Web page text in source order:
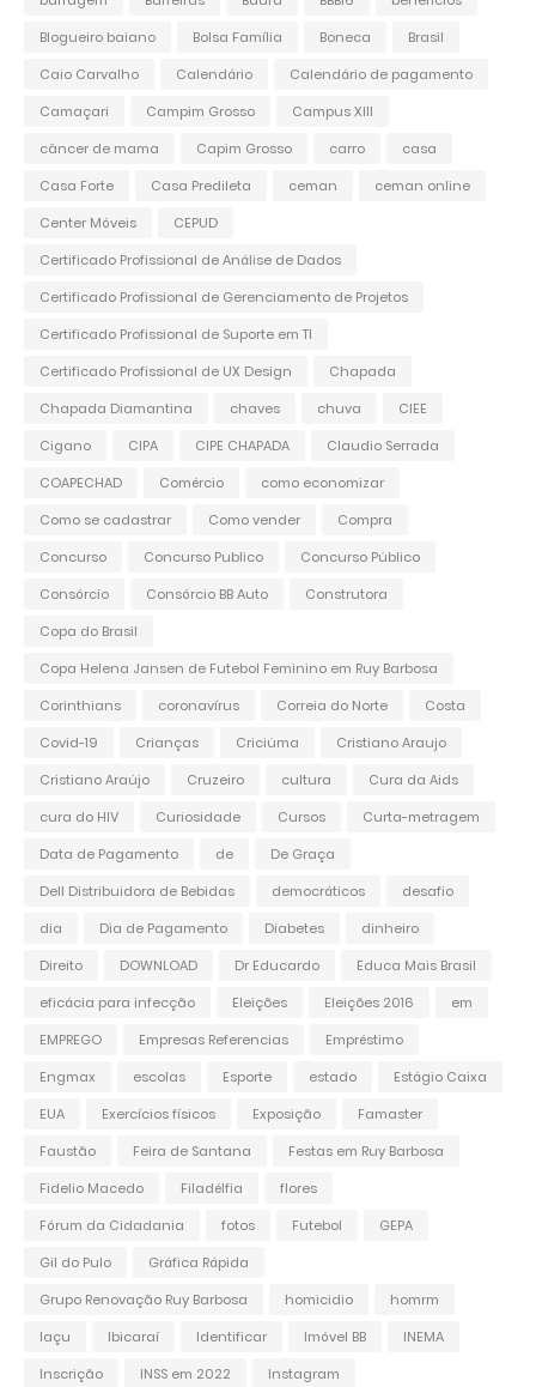
Blogueiro baiano
Bolsa Família Boneca
Brasil
Caio Carvalho
Calendário
Calendário de pagamento
Camaçari
Campim Grosso
Campus XIII
câncer de mama
Capim Grosso carro
casa
Casa Forte
Casa Predileta ceman
ceman online
Center Móveis
CEPUD
Certificado Profissional de Análise de Dados
Certificado Profissional de Gerenciamento de Projetos
Certificado Profissional de Suporte em TI
Certificado Profissional de UX Design
Chapada
Chapada Diamantina
chaves chuva
CIEE
Cigano
CIPA CIPE CHAPADA
Claudio Serrada
COAPECHAD
Comércio
como economizar
Como se cadastrar
Como vender
Compra
Concurso
Concurso Publico
Concurso Público
Consórcio
Consórcio BB Auto
Construtora
Copa do Brasil
Copa Helena Jansen de Futebol Feminino em Ruy Barbosa
Corinthians
coronavírus Correia do Norte
Costa
Covid-19
Crianças Criciúma
Cristiano Araujo
Cristiano Araújo
Cruzeiro cultura
Cura da Aids
cura do HIV
Curiosidade Cursos
Curta-metragem
Data de Pagamento
de
De Graça
Dell Distribuidora de Bebidas
democráticos
desafio
dia
Dia de Pagamento Diabetes
dinheiro
Direito
DOWNLOAD Dr Educardo
Educa Mais Brasil
eficácia para infecção
Eleições Eleições 2016
em
EMPREGO
Empresas Referencias
Empréstimo
Engmax
escolas Esporte estado
Estágio Caixa
EUA
Exercícios físicos Exposição
Famaster
Faustão
Feira de Santana
Festas em Ruy Barbosa
Fidelio Macedo
Filadélfia
flores
Fórum da Cidadania
fotos Futebol
GEPA
Gil do Pulo
Gráfica Rápida
Grupo Renovação Ruy Barbosa
homicidio
homrm
Iaçu
Ibicaraí Identificar Imóvel BB
INEMA
Inscrição
INSS em 2022
Instagram